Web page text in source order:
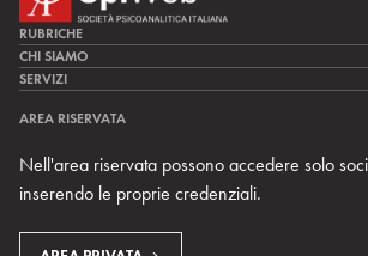
RUBRICHE
LA CURA
LA RICERCA
MULTIMEDIA
CHI SIAMO
LA SPI
TEAM DI SPIWEB
CONTATTI
RIVISTE
SERVIZI
ARCHIVIO STORICO
AREA RISERVATA
Nell'area riservata possono accedere solo
inserendo le proprie credenziali.